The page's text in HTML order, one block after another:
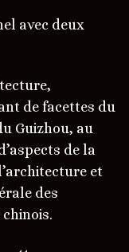
avec deux
de facettes du
Guizhou, au
de la
et
des